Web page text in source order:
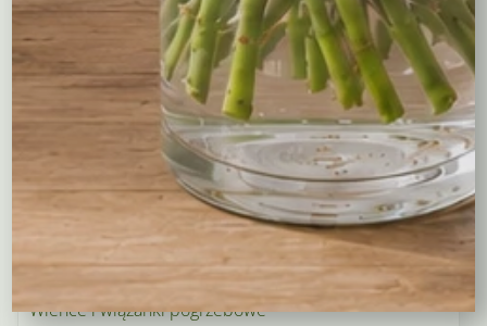
Róże
Kreatory bukietów
Flower boxy – kwiaty w pudełkach
Balony
Tulipany
Wianki na wieczory panieńskie i nie tylko…
Wieńce i wiązanki pogrzebowe